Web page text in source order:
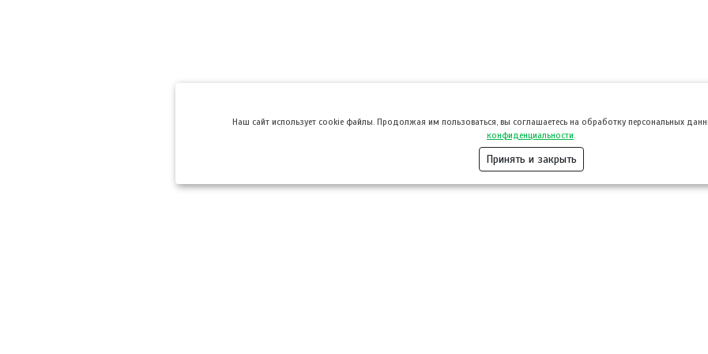
Hаш сайт использует cookie файлы. Продолжая им пользоваться, вы соглашаетесь на обработку персональных
конфиденциальности
Принять и закрыть